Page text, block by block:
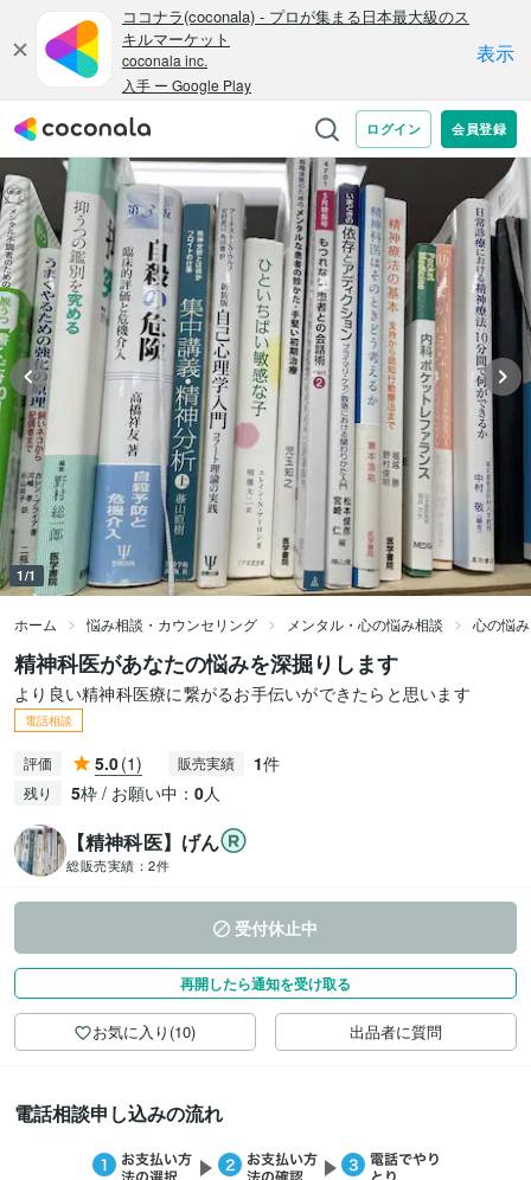
1/1
ホーム 悩み相談・カウンセリング メンタル・心の悩み相談 心の悩
精神科医があなたの悩みを深掘りします
より良い精神科医療に繋がるお手伝いができたらと思います
電話相談
評価 5.0(1) 販売実績 1件
残り 5枠 / お願い中： 0人
【精神科医】げん
総販売実績： 2件
受付休止中
再開したら通知を受け取る
お気に入り(10) 出品者に質問
電話相談申し込みの流れ